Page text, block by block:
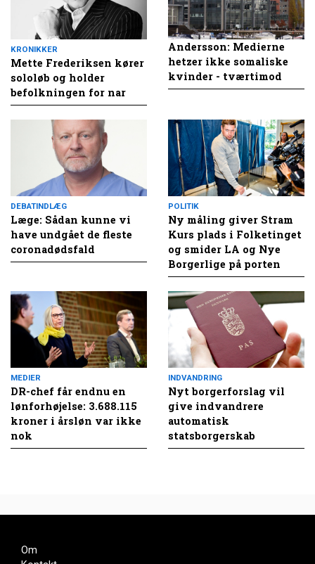
KRONIKKER
Mette Frederiksen kører
sololøb og holder
befolkningen for nar
Andersson: Medierne
hetzer ikke somaliske
kvinder - tværtimod
DEBATINDLÆG
Læge: Sådan kunne vi
have undgået de fleste
coronadødsfald
POLITIK
Ny måling giver Stram
Kurs plads i Folketinget
og smider LA og Nye
Borgerlige på porten
MEDIER
DR-chef får endnu en
lønforhøjelse: 3.688.115
kroner i årsløn var ikke
nok
INDVANDRING
Nyt borgerforslag vil
give indvandrere
automatisk
statsborgerskab
Om